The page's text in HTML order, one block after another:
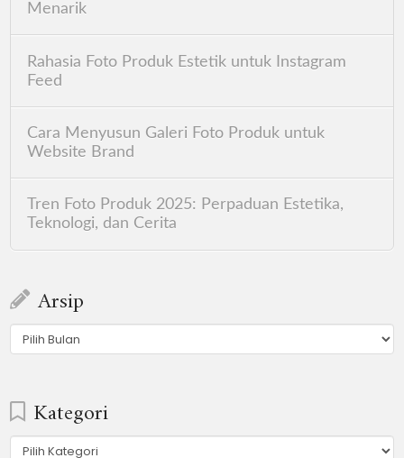
Menarik
Rahasia Foto Produk Estetik untuk Instagram
Feed
Cara Menyusun Galeri Foto Produk untuk
Website Brand
Tren Foto Produk 2025: Perpaduan Estetika,
Teknologi, dan Cerita
Arsip
Arsip
Kategori
Kategori